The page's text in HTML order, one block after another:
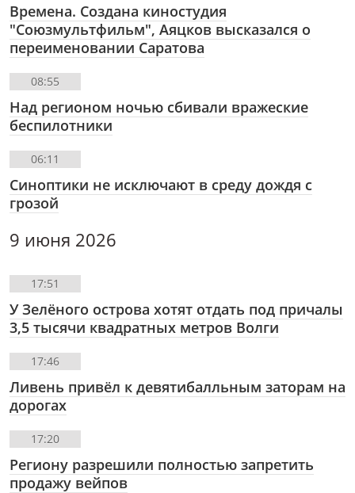
Времена. Создана киностудия
"Союзмультфильм", Аяцков высказался о
переименовании Саратова
08:55
Над регионом ночью сбивали вражеские
беспилотники
06:11
Синоптики не исключают в среду дождя с
грозой
9 июня 2026
17:51
У Зелёного острова хотят отдать под причалы
3,5 тысячи квадратных метров Волги
17:46
Ливень привёл к девятибалльным заторам на
дорогах
17:20
Региону разрешили полностью запретить
продажу вейпов